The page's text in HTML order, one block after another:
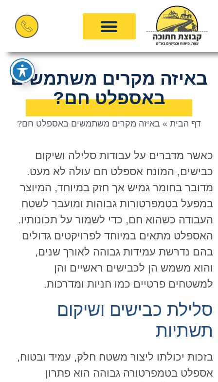
באיזה מקרים משתמשים
באספלט חם?
דף הבית » באיזה מקרים משתמשים באספלט חם?
כאשר מדברים על עבודות סלילה ושיקום
כבישים, המונח אספלט חם עולה לא מעט.
מדובר בחומר גמיש אך חזק במיוחד, המיוצר
במפעל בטמפרטורות גבוהות ומועבר לשטח
העבודה כשהוא חם, כדי לשמור על תכונותיו.
האספלט מתאים במיוחד לפרויקטים גדולים
בהם נדרשת עמידות גבוהה לאורך שנים,
והוא משמש הן לכבישים ראשיים והן
למשטחים פרטיים כמו חניות ומדרכות.
סלילת כבישים ושיקום
תשתיות
בזכות יכולתו ליצור משטח חלק, עמיד ובטוח,
אספלט בטמפרטורה גבוהה הוא פתרון